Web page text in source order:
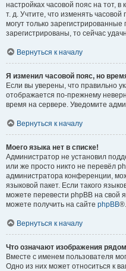
настройках часовой пояс на тот,
т. д. Учтите, что изменять
могут только
зарегистрированы, то сейчас
Вернуться к началу
Я изменил часовой пояс, но
Если вы уверены, что правильно
отображается по-прежнему
время на сервере. Уведомите
Вернуться к началу
Моего языка нет в списке!
Администратор не установил
или же просто никто не перевёл
администратора конференции,
языковой пакет. Если такого
можете перевести phpBB на
можете получить на сайте phpBB®.
Вернуться к началу
Что означают изображения
Вместе с именем пользователя
Одно из них может относиться к